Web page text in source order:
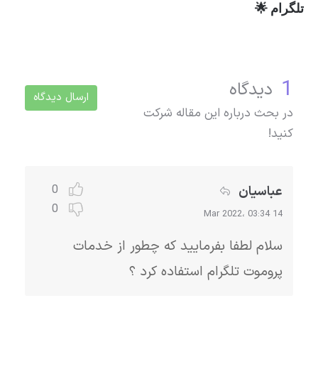
تلگرام 🌟
1 دیدگاه
در بحث درباره این مقاله شرکت
کنید!
ارسال دیدگاه
0
0
عباسیان
14 Mar 2022، 03:34
سلام لطفا بفرمایید که چطور از خدمات
پروموت تلگرام استفاده کرد ؟